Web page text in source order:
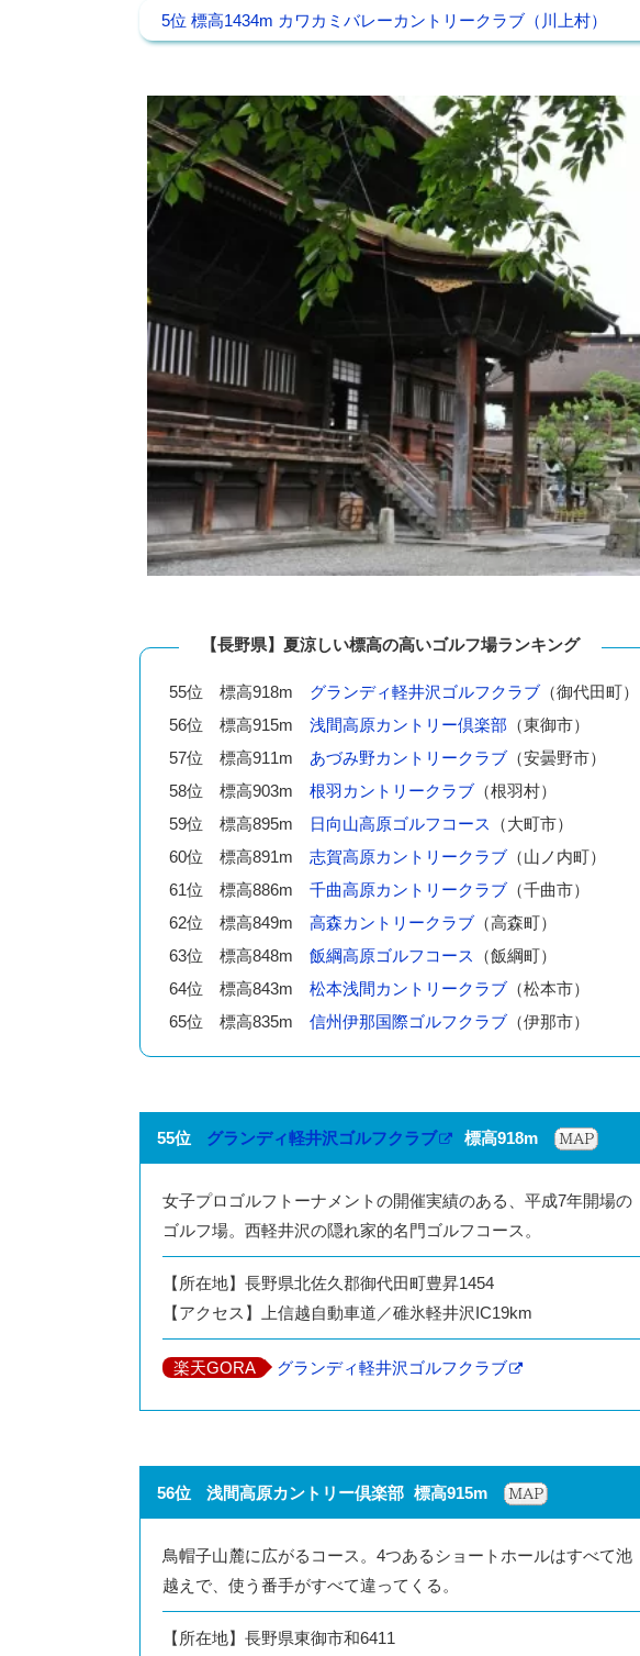
5位 標高1434m カワカミバレーカントリークラブ（川上村）
【長野県】夏涼しい標高の高いゴルフ場ランキング
55位 標高918m グランディ軽井沢ゴルフクラブ（御代田町）
56位 標高915m 浅間高原カントリー倶楽部 （東御市）
57位 標高911m あづみ野カントリークラブ（安曇野市）
58位 標高903m 根羽カントリークラブ（根羽村）
59位 標高895m
日向山高原ゴルフコース （大町市）
60位 標高891m 志賀高原カントリークラブ（山ノ内町）
61位 標高886m 千曲高原カントリークラブ（千曲市）
62位 標高849m 高森カントリークラブ（高森町）
63位 標高848m 飯綱高原ゴルフコース （飯綱町）
64位 標高843m 松本浅間カントリークラブ（松本市）
65位 標高835m 信州伊那国際ゴルフクラブ（伊那市）
55位 グランディ軽井沢ゴルフクラブ 標高918m
女子プロゴルフトーナメントの開催実績のある、平成7年開場の
ゴルフ場。西軽井沢の隠れ家的名門ゴルフコース。
【所在地】長野県北佐久郡御代田町豊昇1454
【アクセス】上信越自動車道／碓氷軽井沢IC19km
楽天GORA グランディ軽井沢ゴルフクラブ
56位 浅間高原カントリー倶楽部 標高915m
鳥帽子山麓に広がるコース。4つあるショートホールはすべて池
越えで、使う番手がすべて違ってくる。
【所在地】長野県東御市和6411